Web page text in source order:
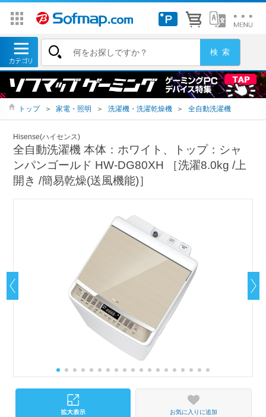
トップ ＞ 家電・照明 ＞ 洗濯機・洗濯乾燥機 ＞ 全自動洗濯機
Hisense(ハイセンス)
全自動洗濯機 本体：ホワイト、トップ：シャ
ンパンゴールド HW-DG80XH ［洗濯8.0kg /上
開き /簡易乾燥(送風機能)］
お気に入りに追加